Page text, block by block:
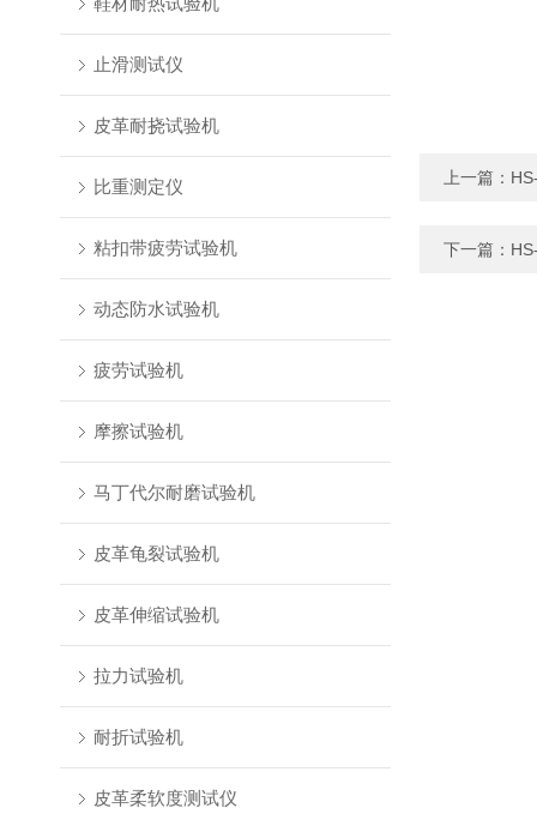
止滑测试仪
皮革耐挠试验机
比重测定仪
粘扣带疲劳试验机
动态防水试验机
疲劳试验机
摩擦试验机
马丁代尔耐磨试验机
皮革龟裂试验机
皮革伸缩试验机
拉力试验机
耐折试验机
皮革柔软度测试仪
上一篇：
下一篇：